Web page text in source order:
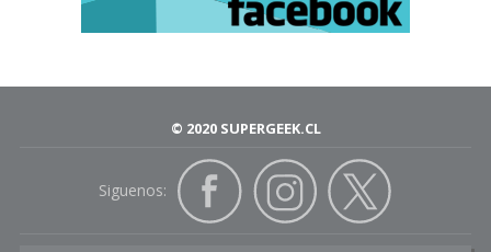
© 2020 SUPERGEEK.CL
Siguenos: